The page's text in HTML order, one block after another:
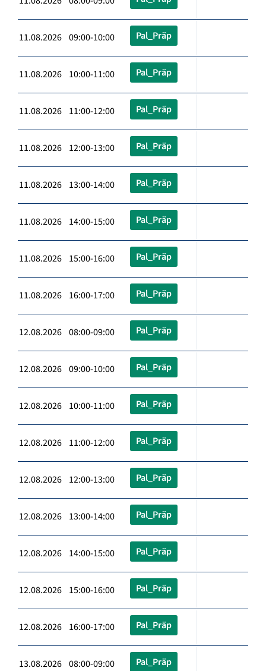
11.08.2026 09:00-10:00 Pal_Präp
11.08.2026 10:00-11:00 Pal_Präp
11.08.2026 11:00-12:00 Pal_Präp
11.08.2026 12:00-13:00 Pal_Präp
11.08.2026 13:00-14:00 Pal_Präp
11.08.2026 14:00-15:00 Pal_Präp
11.08.2026 15:00-16:00 Pal_Präp
11.08.2026 16:00-17:00 Pal_Präp
12.08.2026 08:00-09:00 Pal_Präp
12.08.2026 09:00-10:00 Pal_Präp
12.08.2026 10:00-11:00 Pal_Präp
12.08.2026 11:00-12:00 Pal_Präp
12.08.2026 12:00-13:00 Pal_Präp
12.08.2026 13:00-14:00 Pal_Präp
12.08.2026 14:00-15:00 Pal_Präp
12.08.2026 15:00-16:00 Pal_Präp
12.08.2026 16:00-17:00 Pal_Präp
13.08.2026 08:00-09:00 Pal_Präp